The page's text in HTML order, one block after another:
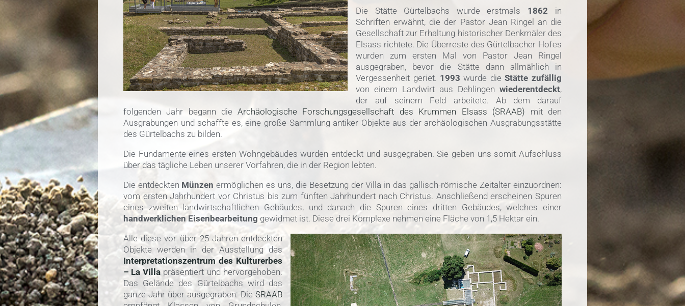
Die Stätte Gürtelbachs wurde erstmals 1862 in
Schriften erwähnt, die der Pastor Jean Ringel an die
Gesellschaft zur Erhaltung historischer Denkmäler des
Elsass richtete. Die Überreste des Gürtelbacher Hofes
wurden zum ersten Mal von Pastor Jean Ringel
ausgegraben, bevor die Stätte dann allmählich in
Vergessenheit geriet. 1993 wurde die Stätte zufällig
von einem Landwirt aus Dehlingen wiederentdeckt,
der auf seinem Feld arbeitete. Ab dem darauf
folgenden Jahr begann die Archäologische Forschungsgesellschaft des Krummen Elsass (SRAAB) mit den
Ausgrabungen und schaffte es, eine große Sammlung antiker Objekte aus der archäologischen Ausgrabungsstätte
des Gürtelbachs zu bilden.
Die Fundamente eines ersten Wohngebäudes wurden entdeckt und ausgegraben. Sie geben uns somit Aufschluss
über das tägliche Leben unserer Vorfahren, die in der Region lebten.
Die entdeckten Münzen ermöglichen es uns, die Besetzung der Villa in das gallisch-römische Zeitalter einzuordnen:
vom ersten Jahrhundert vor Christus bis zum fünften Jahrhundert nach Christus. Anschließend erscheinen Spuren
eines zweiten landwirtschaftlichen Gebäudes, und danach die Spuren eines dritten Gebäudes, welches einer
handwerklichen Eisenbearbeitung gewidmet ist. Diese drei Komplexe nehmen eine Fläche von 1,5 Hektar ein.
Alle diese vor über 25 Jahren entdeckten
Objekte werden in der Ausstellung des
Interpretationszentrum des Kulturerbes
– La Villa präsentiert und hervorgehoben.
Das Gelände des Gürtelbachs wird das
ganze Jahr über ausgegraben: Die SRAAB